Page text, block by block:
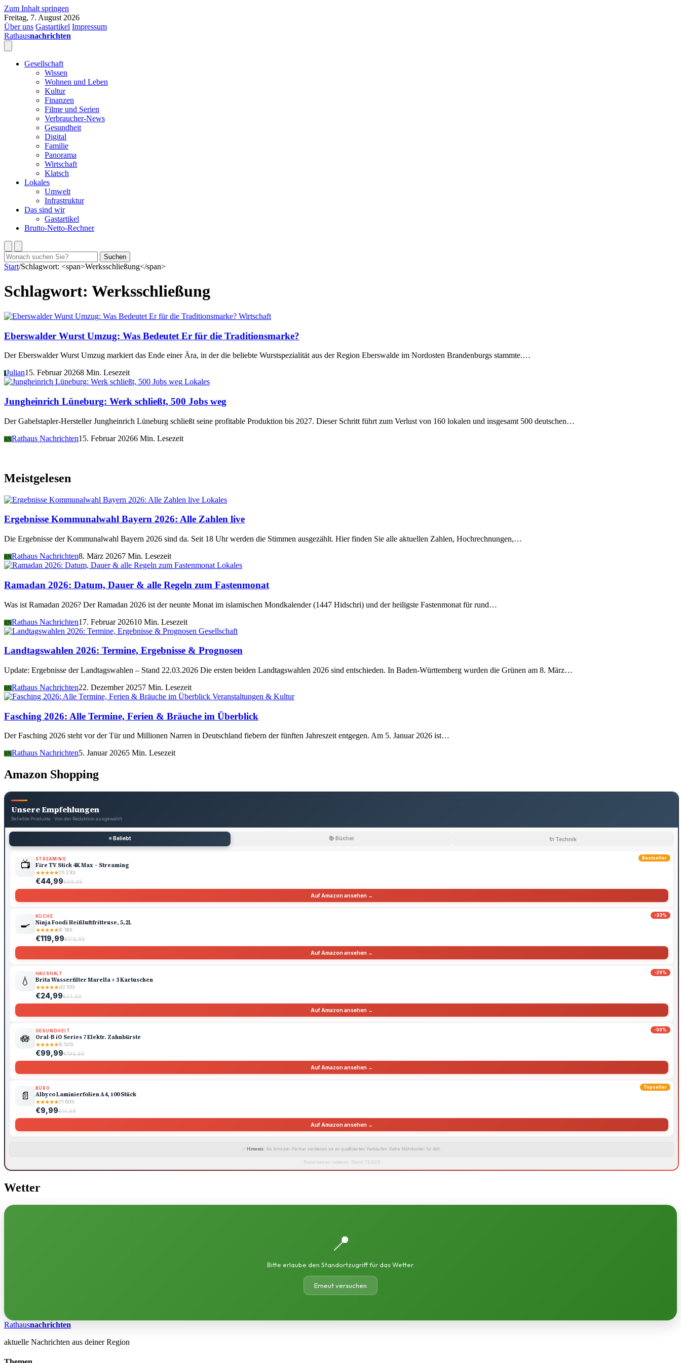
Zum Inhalt springen
Freitag, 7. August 2026
Über uns Gastartikel Impressum
Rathausnachrichten
Gesellschaft
Wissen
Wohnen und Leben
Kultur
Finanzen
Filme und Serien
Verbraucher-News
Gesundheit
Digital
Familie
Panorama
Wirtschaft
Klatsch
Lokales
Umwelt
Infrastruktur
Das sind wir
Gastartikel
Brutto-Netto-Rechner
Suchen
nach:
Suchen
Start/Schlagwort: <span>Werksschließung</span>
Schlagwort: Werksschließung
Wirtschaft
Eberswalder Wurst Umzug: Was Bedeutet Er für die Traditionsmarke?
Der Eberswalder Wurst Umzug markiert das Ende einer Ära, in der die beliebte Wurstspezialität aus der Region Eberswalde im Nordosten Brandenburgs stammte.…
JJulian15. Februar 20268 Min. Lesezeit
Lokales
Jungheinrich Lüneburg: Werk schließt, 500 Jobs weg
Der Gabelstapler-Hersteller Jungheinrich Lüneburg schließt seine profitable Produktion bis 2027. Dieser Schritt führt zum Verlust von 160 lokalen und insgesamt 500 deutschen…
RNRathaus Nachrichten15. Februar 20266 Min. Lesezeit
Meistgelesen
Lokales
Ergebnisse Kommunalwahl Bayern 2026: Alle Zahlen live
Die Ergebnisse der Kommunalwahl Bayern 2026 sind da. Seit 18 Uhr werden die Stimmen ausgezählt. Hier finden Sie alle aktuellen Zahlen, Hochrechnungen,…
RNRathaus Nachrichten8. März 20267 Min. Lesezeit
Lokales
Ramadan 2026: Datum, Dauer & alle Regeln zum Fastenmonat
Was ist Ramadan 2026? Der Ramadan 2026 ist der neunte Monat im islamischen Mondkalender (1447 Hidschri) und der heiligste Fastenmonat für rund…
RNRathaus Nachrichten17. Februar 202610 Min. Lesezeit
Gesellschaft
Landtagswahlen 2026: Termine, Ergebnisse & Prognosen
Update: Ergebnisse der Landtagswahlen – Stand 22.03.2026 Die ersten beiden Landtagswahlen 2026 sind entschieden. In Baden-Württemberg wurden die Grünen am 8. März…
RNRathaus Nachrichten22. Dezember 20257 Min. Lesezeit
Veranstaltungen & Kultur
Fasching 2026: Alle Termine, Ferien & Bräuche im Überblick
Der Fasching 2026 steht vor der Tür und Millionen Narren in Deutschland fiebern der fünften Jahreszeit entgegen. Am 5. Januar 2026 ist…
RNRathaus Nachrichten5. Januar 20265 Min. Lesezeit
Amazon Shopping
Unsere Empfehlungen
Beliebte Produkte · Von der Redaktion ausgewählt
⭐ Beliebt 📚 Bücher 🔌 Technik
Bestseller
📺 STREAMING
Fire TV Stick 4K Max – Streaming
★★★★★(15.230)
€44,99€69,99
Auf Amazon ansehen →
-33%
🍳
KÜCHE
Ninja Foodi Heißluftfritteuse, 5,2L
★★★★★(8.740)
€119,99€179,99
Auf Amazon ansehen →
-29%
💧
HAUSHALT
Brita Wasserfilter Marella + 3 Kartuschen
★★★★★(42.100)
€24,99€34,99
Auf Amazon ansehen →
-50%
🪷
GESUNDHEIT
Oral-B iO Series 7 Elektr. Zahnbürste
★★★★★(6.520)
€99,99€199,99
Auf Amazon ansehen →
Topseller
📄
BÜRO
Albyco Laminierfolien A4, 100 Stück
★★★★★(11.800)
€9,99€14,99
Auf Amazon ansehen →
🔗 Hinweis: Als Amazon-Partner verdienen wir an qualifizierten Verkäufen. Keine Mehrkosten für dich.
Preise können variieren · Stand: 7.8.2026
Wetter
📍
Bitte erlaube den Standortzugriff für das Wetter.
Erneut versuchen
Rathausnachrichten
aktuelle Nachrichten aus deiner Region